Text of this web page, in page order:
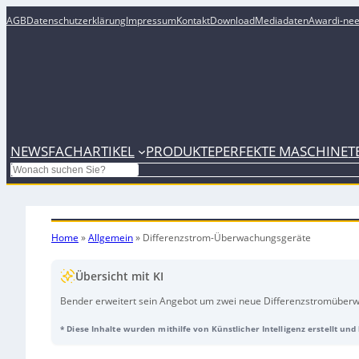
AGBDatenschutzerklärungImpressumKontaktDownloadMediadatenAwardi-
NEWSFACHARTIKEL PRODUKTEPERFEKTE MASCHINE
Search
Home »Allgemein» Differenzstrom-Überwachungsgeräte
Übersicht mit KI
Bender erweitert sein Angebot um zwei neue
bis zu vier Kanäle parallel und lassen sich über Modbus RTU in
* Diese Inhalte wurden mithilfe von Künstlicher Intelligenz erstellt und